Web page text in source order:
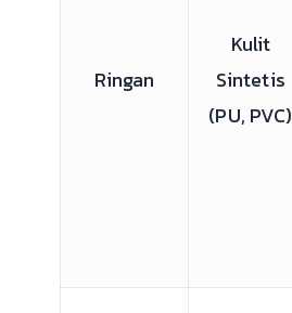
Ringan
Kulit
Sintetis
(PU, PVC)